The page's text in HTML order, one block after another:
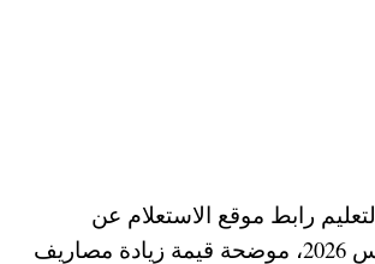
رابط موقع الاستعلام عن
مصاريف المدارس 2026، موضحة قيمة زيادة مصاريف